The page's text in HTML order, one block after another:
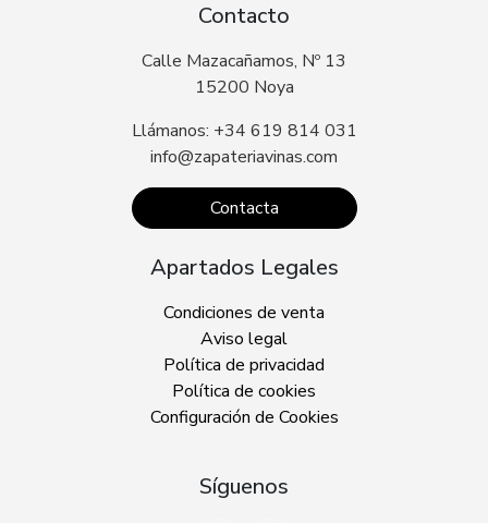
Contacto
Calle Mazacañamos, Nº 13
15200 Noya
Llámanos: +34 619 814 031
info@zapateriavinas.com
Contacta
Apartados Legales
Condiciones de venta
Aviso legal
Política de privacidad
Política de cookies
Configuración de Cookies
Síguenos